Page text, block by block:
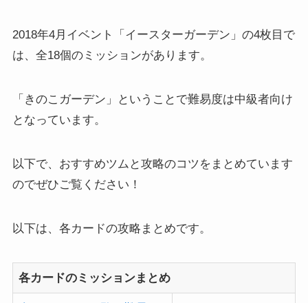
2018年4月イベント「イースターガーデン」の4枚目で
は、全18個のミッションがあります。
「きのこガーデン」ということで難易度は中級者向け
となっています。
以下で、おすすめツムと攻略のコツをまとめています
のでぜひご覧ください！
以下は、各カードの攻略まとめです。
各カードのミッションまとめ